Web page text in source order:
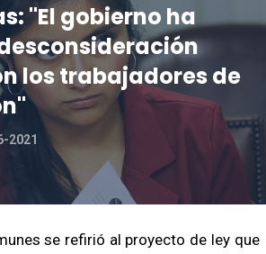
"El gobierno ha
los trabajadores de
2021
se refirió al proyecto de ley que